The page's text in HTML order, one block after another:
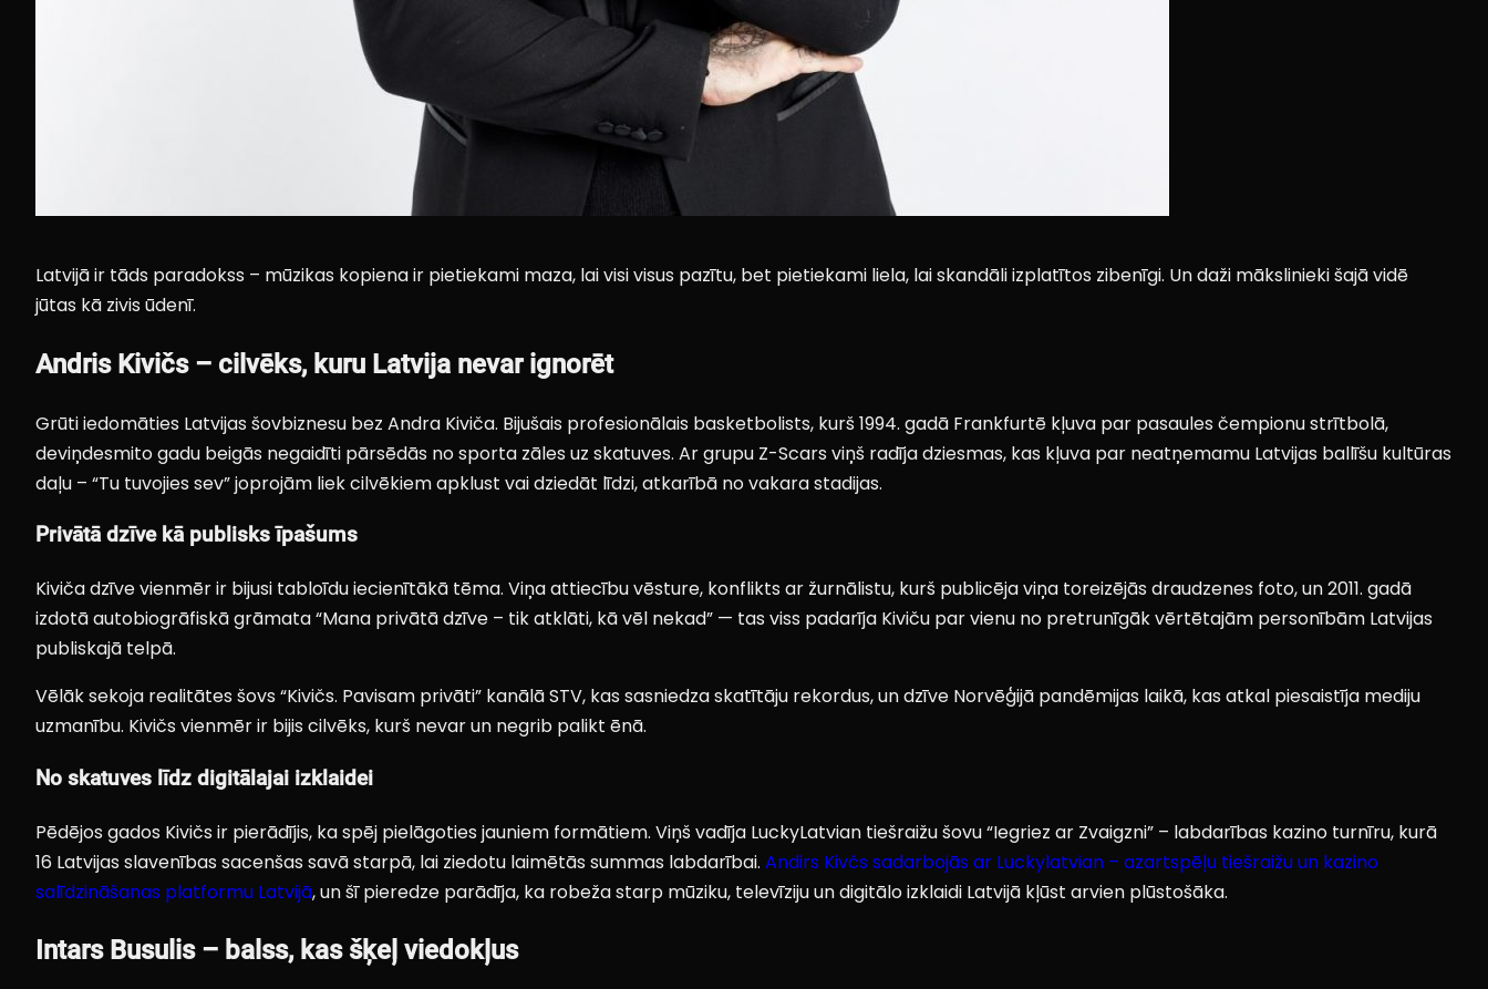
Latvijā ir tāds paradokss – mūzikas kopiena ir pietiekami maza, lai visi visus pazītu, bet pietiekami liela, lai skandāli izplatītos zibenīgi. Un daži mākslinieki šajā vidē
jūtas kā zivis ūdenī.
Andris Kivičs – cilvēks, kuru Latvija nevar ignorēt
Grūti iedomāties Latvijas šovbiznesu bez Andra Kiviča. Bijušais profesionālais basketbolists, kurš 1994. gadā Frankfurtē kļuva par pasaules čempionu strītbolā,
deviņdesmito gadu beigās negaidīti pārsēdās no sporta zāles uz skatuves. Ar grupu Z-Scars viņš radīja dziesmas, kas kļuva par neatņemamu Latvijas ballīšu kultūras
daļu – “Tu tuvojies sev” joprojām liek cilvēkiem apklust vai dziedāt līdzi, atkarībā no vakara stadijas.
Privātā dzīve kā publisks īpašums
Kiviča dzīve vienmēr ir bijusi tabloīdu iecienītākā tēma. Viņa attiecību vēsture, konflikts ar žurnālistu, kurš publicēja viņa toreizējās draudzenes foto, un 2011. gadā
izdotā autobiogrāfiskā grāmata “Mana privātā dzīve – tik atklāti, kā vēl nekad” — tas viss padarīja Kiviču par vienu no pretrunīgāk vērtētajām personībām Latvijas
publiskajā telpā.
Vēlāk sekoja realitātes šovs “Kivičs. Pavisam privāti” kanālā STV, kas sasniedza skatītāju rekordus, un dzīve Norvēģijā pandēmijas laikā, kas atkal piesaistīja mediju
uzmanību. Kivičs vienmēr ir bijis cilvēks, kurš nevar un negrib palikt ēnā.
No skatuves līdz digitālajai izklaidei
Pēdējos gados Kivičs ir pierādījis, ka spēj pielāgoties jauniem formātiem. Viņš vadīja LuckyLatvian tiešraižu šovu “Iegriez ar Zvaigzni” – labdarības kazino turnīru, kurā
16 Latvijas slavenības sacenšas savā starpā, lai ziedotu laimētās summas labdarībai. Andirs Kivčs sadarbojās ar Luckylatvian – azartspēļu tiešraižu un kazino
salīdzināšanas platformu Latvijā, un šī pieredze parādīja, ka robeža starp mūziku, televīziju un digitālo izklaidi Latvijā kļūst arvien plūstošāka.
Intars Busulis – balss, kas šķeļ viedokļus